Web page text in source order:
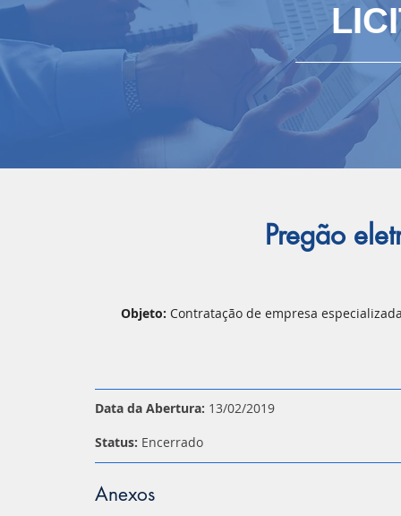
Pregão
Objeto: Contratação de empresa
Data da Abertura: 13/02/2019
Status: Encerrado
Anexos